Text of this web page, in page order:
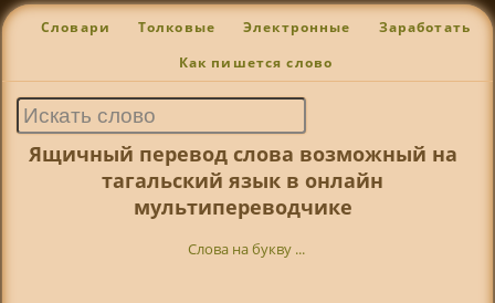
Словари Толковые Электронные Заработать
Как пишется слово
Ящичный перевод слова возможный на
тагальский язык в онлайн
мультипереводчике
Слова на букву ...